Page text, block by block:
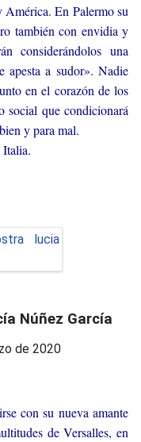
América. En Palermo su
también con envidia y
considerándolos una
apesta a sudor». Nadie
en el corazón de los
social que condicionará
y para mal.
Italia.
Núñez García
de 2020
con su nueva amante
de Versalles, en